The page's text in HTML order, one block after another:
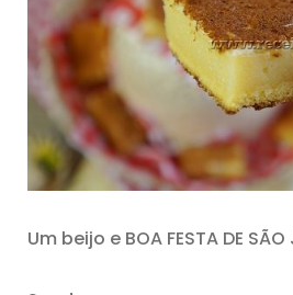
Um beijo e BOA FESTA DE